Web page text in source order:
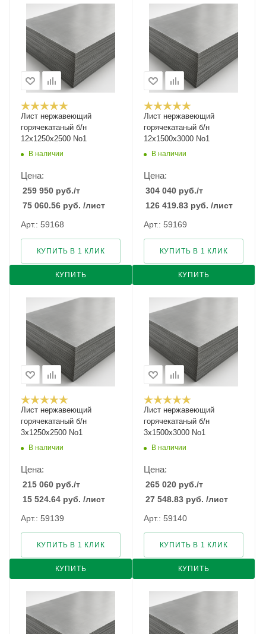
Лист нержавеющий
горячекатаный б/н
12х1250х2500 No1
В наличии
Цена:
259 950 руб./т
75 060.56 руб. /лист
Арт.: 59168
КУПИТЬ
КУПИТЬ В 1 КЛИК
Лист нержавеющий
горячекатаный б/н
12х1500х3000 No1
В наличии
Цена:
304 040 руб./т
126 419.83 руб. /лист
Арт.: 59169
КУПИТЬ
КУПИТЬ В 1 КЛИК
Лист нержавеющий
горячекатаный б/н
3х1250х2500 No1
В наличии
Цена:
215 060 руб./т
15 524.64 руб. /лист
Арт.: 59139
КУПИТЬ
КУПИТЬ В 1 КЛИК
Лист нержавеющий
горячекатаный б/н
3х1500х3000 No1
В наличии
Цена:
265 020 руб./т
27 548.83 руб. /лист
Арт.: 59140
КУПИТЬ
КУПИТЬ В 1 КЛИК